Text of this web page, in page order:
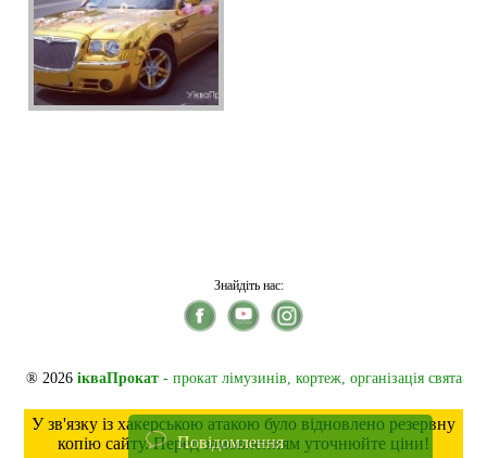
Знайдіть нас:
® 2026 ікваПрокат- прокат лімузинів, кортеж, організація свята
У зв'язку із хакерською атакою було відновлено резервну
копію сайту. Перед замовленням уточнюйте ціни!
Повідомлення